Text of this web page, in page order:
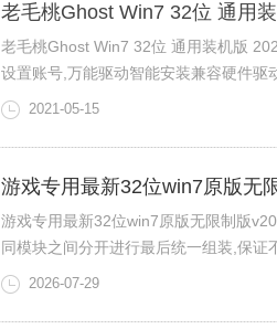
老毛桃Ghost Win7 32位 通用
老毛桃Ghost Win7 32位 通用装机版
设置账号,万能驱动智能安装兼容硬件驱
2021-05-15
游戏专用最新32位win7原版无
游戏专用最新32位win7原版无限制版
同模块之间分开进行最后统一组装,保证
2026-07-29